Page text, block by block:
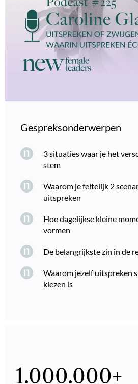
Gespreksonderwerpen
3 situaties waar je het
stem
Waarom je feitelijk 2
uitspreken
Hoe dagelijkse kleine
vormen
De belangrijkste zin in de
Waarom jezelf uitspreken
kiezen is
1.000.000+